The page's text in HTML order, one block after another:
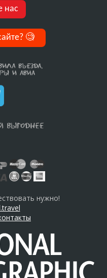
нас
🧐
нужно!